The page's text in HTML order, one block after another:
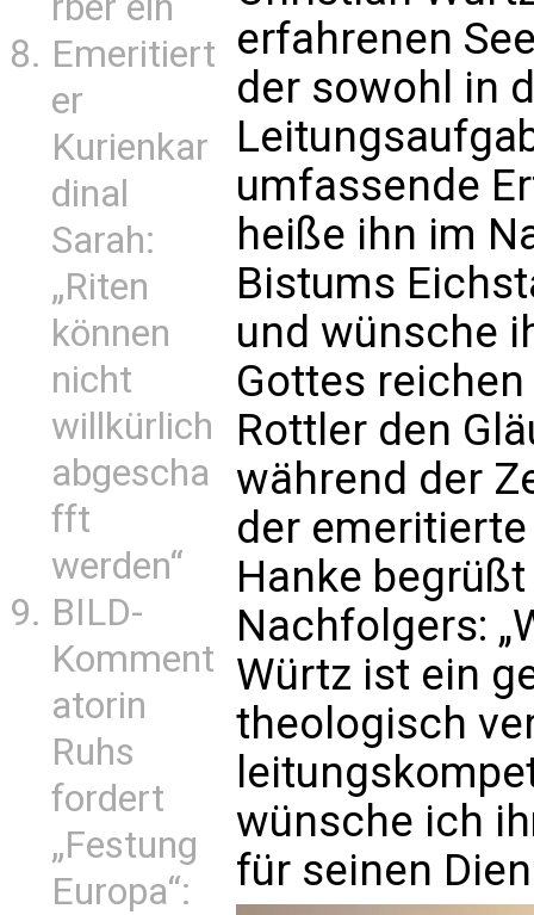
Emeritiert
er
Kurienkar
dinal
Sarah:
„Riten
können
nicht
willkürlich
abgescha
fft
werden“
BILD-
Komment
atorin
Ruhs
fordert
„Festung
Europa“:
erfahrenen
der sowohl in
umfassende
heiße ihn im
Bistums
und wünsche
Gottes
Rottler den
während der
der
Hanke
Nachfolgers:
Würtz ist ein
theologisch
wünsche ich
für seinen